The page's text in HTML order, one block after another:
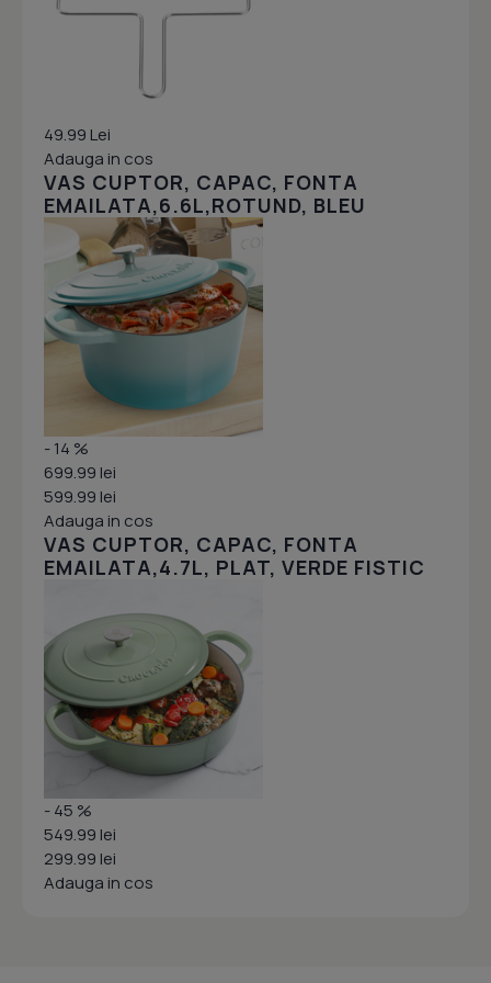
49.99 Lei
Adauga in cos
VAS CUPTOR, CAPAC, FONTA
EMAILATA,6.6L,ROTUND, BLEU
- 14 %
699.99 lei
599.99 lei
Adauga in cos
VAS CUPTOR, CAPAC, FONTA
EMAILATA,4.7L, PLAT, VERDE FISTIC
- 45 %
549.99 lei
299.99 lei
Adauga in cos